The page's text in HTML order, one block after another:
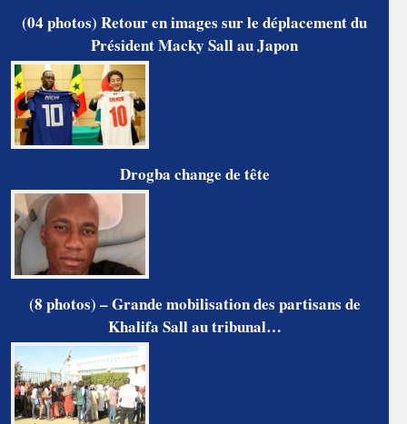
(04 photos) Retour en images sur le déplacement du
Président Macky Sall au Japon
Drogba change de tête
(8 photos) – Grande mobilisation des partisans de
Khalifa Sall au tribunal…